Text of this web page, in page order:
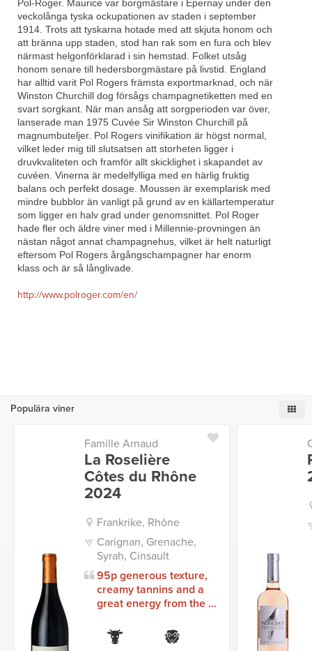
Pol-Roger. Maurice var borgmästare i Épernay under den
veckolånga tyska ockupationen av staden i september
1914. Trots att tyskarna hotade med att skjuta honom och
att bränna upp staden, stod han rak som en fura och blev
närmast helgonförklarad i sin hemstad. Folket utsåg
honom senare till hedersborgmästare på livstid. England
har alltid varit Pol Rogers främsta exportmarknad, och när
Winston Churchill dog försågs champagnetiketten med en
svart sorgkant. När man ansåg att sorgperioden var över,
lanserade man 1975 Cuvée Sir Winston Churchill på
magnumbuteljer. Pol Rogers vinifikation är högst normal,
vilket leder mig till slutsatsen att storheten ligger i
druvkvaliteten och framför allt skicklighet i skapandet av
cuvéen. Vinerna är medelfylliga med en härlig fruktig
balans och perfekt dosage. Moussen är exemplarisk med
mindre bubblor än vanligt på grund av en källartemperatur
som ligger en halv grad under genomsnittet. Pol Roger
hade fler och äldre viner med i Millennie-provningen än
nästan något annat champagnehus, vilket är helt naturligt
eftersom Pol Rogers årgångschampagner har enorm
klass och är så långlivade.
http://www.polroger.com/en/
Populära viner
Famille Arnaud
La Roselière
Côtes du Rhône
2024
Frankrike, Rhône
Carignan, Grenache,
Syrah, Cinsault
95p generous texture,
creamy tannins and a
great energy from the ...